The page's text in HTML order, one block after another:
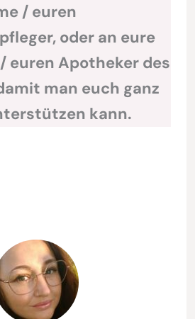
/ euren
oder an eure
euren Apotheker des
man euch ganz
kann.